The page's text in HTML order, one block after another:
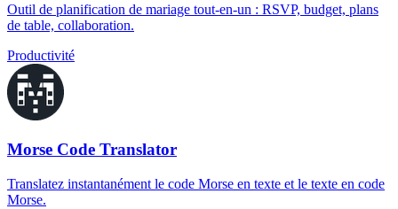
Outil de planification de mariage tout-en-un : RSVP, budget, plans
de table, collaboration.
Productivité
Morse Code Translator
Translatez instantanément le code Morse en texte et le texte en code
Morse.